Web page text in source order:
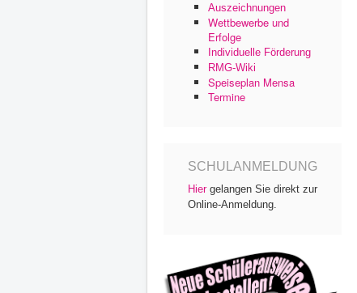
Auszeichnungen
Wettbewerbe und
Erfolge
Individuelle Förderung
RMG-Wiki
Speiseplan Mensa
Termine
SCHULANMELDUNG
Hiergelangen Sie direkt zur
Online-Anmeldung.